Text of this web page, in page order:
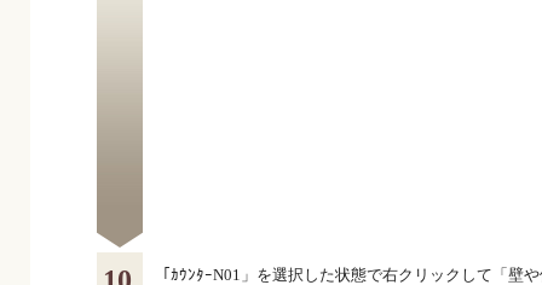
「ｶｳﾝﾀｰN01」を選択した状態で右クリックして「壁